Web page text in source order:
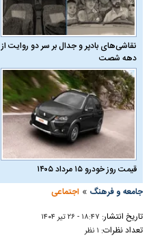
نقاشی‌های بادپر و جدال بر سر دو روایت از
دهه شصت
قیمت روز خودرو ۱۵ مرداد ۱۴۰۵
جامعه و فرهنگ »اجتماعی
تاریخ انتشار: ۱۸:۴۷ - ۲۶ تير ۱۴۰۴
تعداد نظرات: ۱ نظر